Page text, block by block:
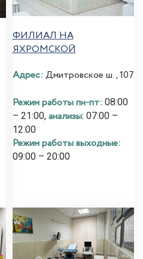
ФИЛИАЛ НА
ЯХРОМСКОЙ
Адрес: Дмитровское ш., 107
Режим работы пн-пт: 08:00
– 21:00, анализы: 07:00 –
12:00
Режим работы выходные:
09:00 – 20:00